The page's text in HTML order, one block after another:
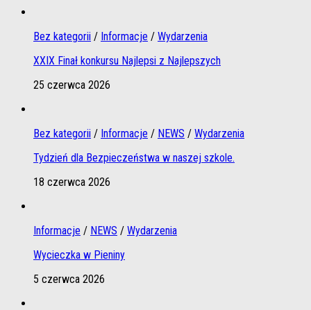
Bez kategorii / Informacje / Wydarzenia
XXIX Finał konkursu Najlepsi z Najlepszych
25 czerwca 2026
Bez kategorii / Informacje / NEWS / Wydarzenia
Tydzień dla Bezpieczeństwa w naszej szkole.
18 czerwca 2026
Informacje / NEWS / Wydarzenia
Wycieczka w Pieniny
5 czerwca 2026